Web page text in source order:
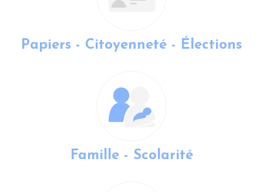
Papiers - Citoyenneté - Élections
Famille - Scolarité